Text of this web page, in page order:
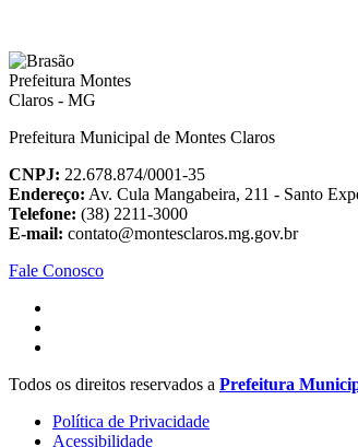
Prefeitura Municipal de Montes Claros
CNPJ: 22.678.874/0001-35
Endereço: Av. Cula Mangabeira, 211 - Santo
Telefone: (38) 2211-3000
E-mail: contato@montesclaros.mg.gov.br
Fale Conosco
Todos os direitos reservados a Prefeitura
Política de Privacidade
Acessibilidade